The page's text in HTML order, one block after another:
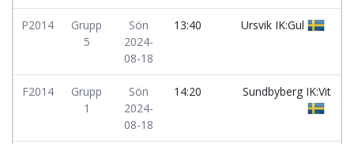
P2014
Grupp
5
Sön
2024-
08-18
13:40 Ursvik IK:Gul
F2014
Grupp
1
Sön
2024-
08-18
14:20 Sundbyberg IK:Vit